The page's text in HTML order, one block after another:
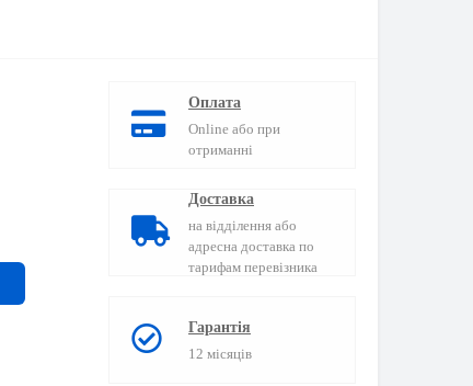
Оплата
Online або при
отриманні
Доставка
на відділення або
адресна доставка по
тарифам перевізника
Гарантія
12 місяців